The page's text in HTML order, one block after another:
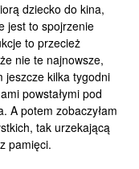
dziecko do kina,
jest to spojrzenie
to przecież
nie te najnowsze,
jeszcze kilka tygodni
powstałymi pod
A potem zobaczyłam
tak urzekającą
pamięci.